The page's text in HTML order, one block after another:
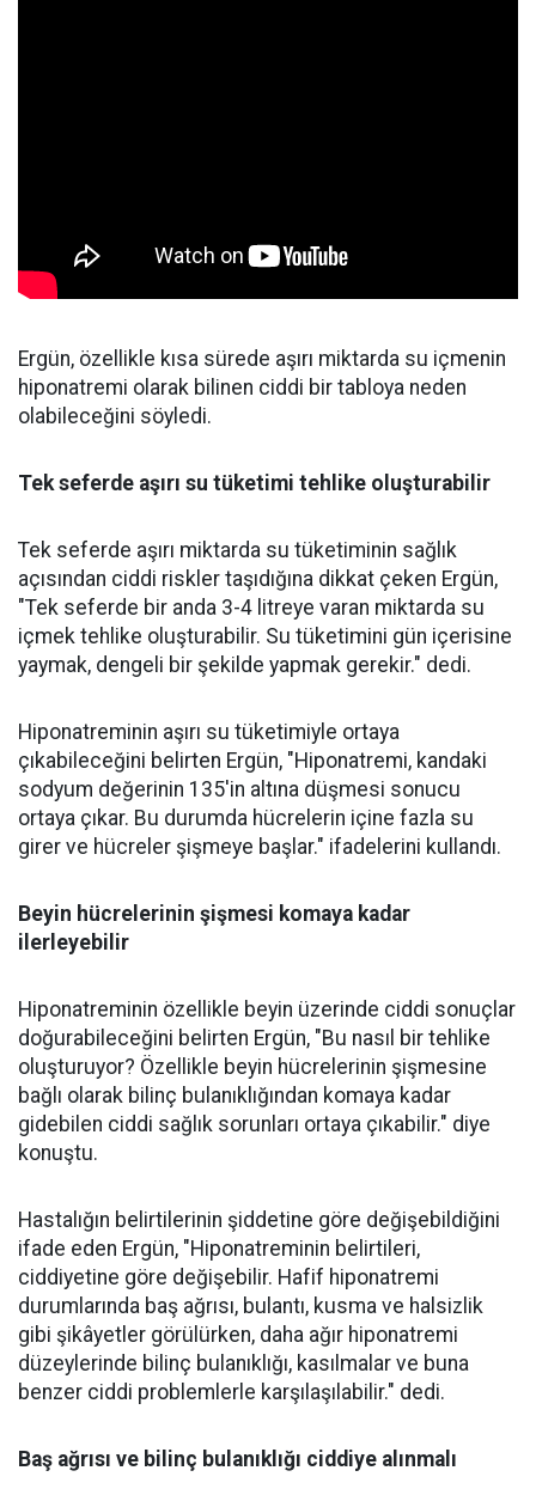
Ergün, özellikle kısa sürede aşırı miktarda su içmenin
hiponatremi olarak bilinen ciddi bir tabloya neden
olabileceğini söyledi.
Tek seferde aşırı su tüketimi tehlike oluşturabilir
Tek seferde aşırı miktarda su tüketiminin sağlık
açısından ciddi riskler taşıdığına dikkat çeken Ergün,
"Tek seferde bir anda 3-4 litreye varan miktarda su
içmek tehlike oluşturabilir. Su tüketimini gün içerisine
yaymak, dengeli bir şekilde yapmak gerekir." dedi.
Hiponatreminin aşırı su tüketimiyle ortaya
çıkabileceğini belirten Ergün, "Hiponatremi, kandaki
sodyum değerinin 135'in altına düşmesi sonucu
ortaya çıkar. Bu durumda hücrelerin içine fazla su
girer ve hücreler şişmeye başlar." ifadelerini kullandı.
Beyin hücrelerinin şişmesi komaya kadar
ilerleyebilir
Hiponatreminin özellikle beyin üzerinde ciddi sonuçlar
doğurabileceğini belirten Ergün, "Bu nasıl bir tehlike
oluşturuyor? Özellikle beyin hücrelerinin şişmesine
bağlı olarak bilinç bulanıklığından komaya kadar
gidebilen ciddi sağlık sorunları ortaya çıkabilir." diye
konuştu.
Hastalığın belirtilerinin şiddetine göre değişebildiğini
ifade eden Ergün, "Hiponatreminin belirtileri,
ciddiyetine göre değişebilir. Hafif hiponatremi
durumlarında baş ağrısı, bulantı, kusma ve halsizlik
gibi şikâyetler görülürken, daha ağır hiponatremi
düzeylerinde bilinç bulanıklığı, kasılmalar ve buna
benzer ciddi problemlerle karşılaşılabilir." dedi.
Baş ağrısı ve bilinç bulanıklığı ciddiye alınmalı